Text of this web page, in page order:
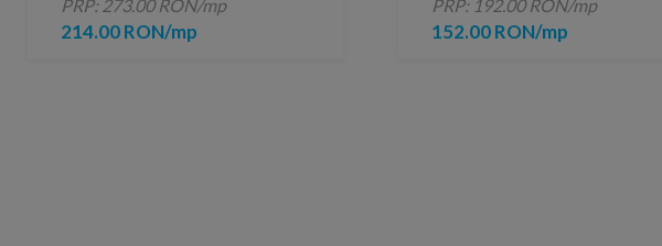
PRP: 273.00 RON/mp
214.00 RON/mp
PRP: 192.00 RON/mp
152.00 RON/mp